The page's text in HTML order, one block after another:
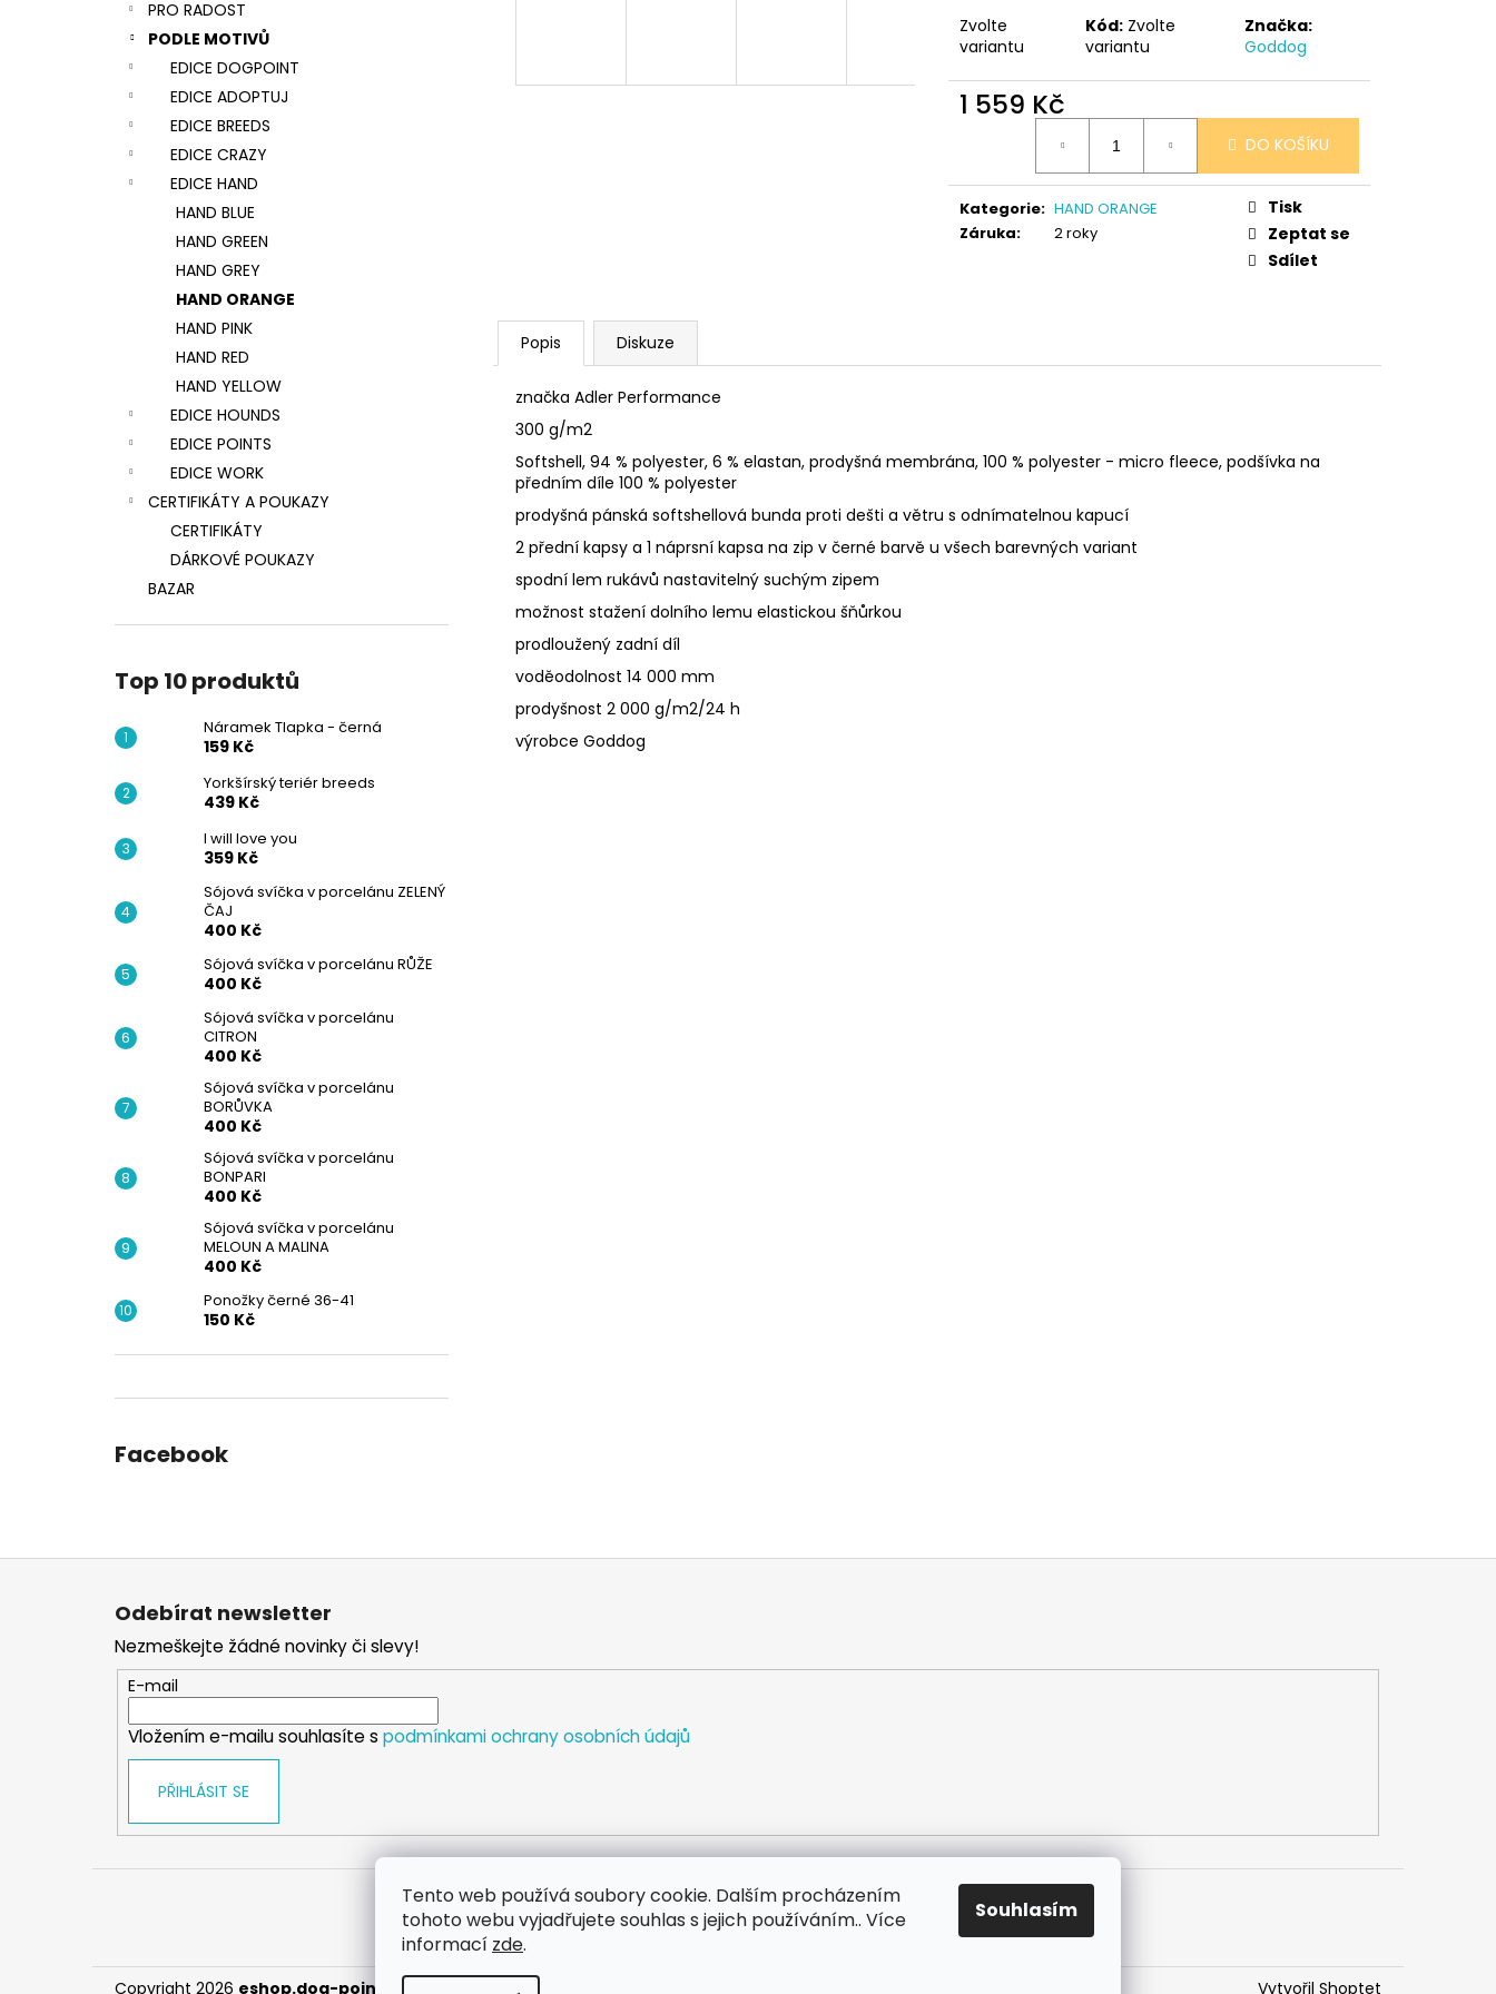
Tento web používá soubory cookie. Dalším procházením
tohoto webu vyjadřujete souhlas s jejich používáním.. Více
informací zde.
Souhlasím
PRO RADOST
PODLE MOTIVŮ
EDICE DOGPOINT
EDICE ADOPTUJ
EDICE BREEDS
EDICE CRAZY
EDICE HAND
HAND BLUE
HAND GREEN
HAND GREY
HAND ORANGE
HAND PINK
HAND RED
HAND YELLOW
EDICE HOUNDS
EDICE POINTS
EDICE WORK
CERTIFIKÁTY A POUKAZY
CERTIFIKÁTY
DÁRKOVÉ POUKAZY
BAZAR
Top 10 produktů
Náramek Tlapka - černá
159 Kč
Yorkšírský teriér breeds
439 Kč
I will love you
359 Kč
Sójová svíčka v porcelánu ZELENÝ
ČAJ
400 Kč
Sójová svíčka v porcelánu RŮŽE
400 Kč
Sójová svíčka v porcelánu
CITRON
400 Kč
Sójová svíčka v porcelánu
BORŮVKA
400 Kč
Sójová svíčka v porcelánu
BONPARI
400 Kč
Sójová svíčka v porcelánu
MELOUN A MALINA
400 Kč
Ponožky černé 36-41
150 Kč
Facebook
Zvolte
variantu
Kód: Zvolte
variantu
Značka:
Goddog
1 559 Kč
DO KOŠÍKU
Kategorie: HAND ORANGE
Záruka: 2 roky
Tisk
Zeptat se
Sdílet
Popis Diskuze
značka Adler Performance
300 g/m2
Softshell, 94 % polyester, 6 % elastan, prodyšná membrána, 100 % polyester - micro fleece, podšívka na
předním díle 100 % polyester
prodyšná pánská softshellová bunda proti dešti a větru s odnímatelnou kapucí
2 přední kapsy a 1 náprsní kapsa na zip v černé barvě u všech barevných variant
spodní lem rukávů nastavitelný suchým zipem
možnost stažení dolního lemu elastickou šňůrkou
prodloužený zadní díl
voděodolnost 14 000 mm
prodyšnost 2 000 g/m2/24 h
výrobce Goddog
NÁRAMEK TLAPKA - ČERNÁ
159 Kč
Z
Odebírat newsletter
Nezmeškejte žádné novinky či slevy!
E-mail
Vložením e-mailu souhlasíte s podmínkami ochrany osobních údajů
PŘIHLÁSIT SE
WEB FACEBOOK INSTAGRAM YOUTUBE
Vytvořil Shoptet
Copyright 2026 eshop.dog-point . Všechna práva vyhrazena.